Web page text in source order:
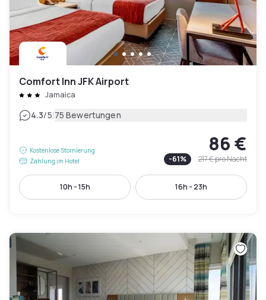
Comfort Inn JFK Airport
Jamaica
4.3/5|75 Bewertungen
Kostenlose Stornierung
Zahlung im Hotel
86 €
-61% 217 €pro Nacht
10h - 15h 16h - 23h